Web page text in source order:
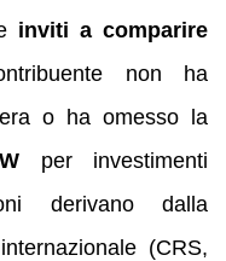
inviti a comparire
non ha
o ha omesso la
per investimenti
derivano dalla
(CRS,